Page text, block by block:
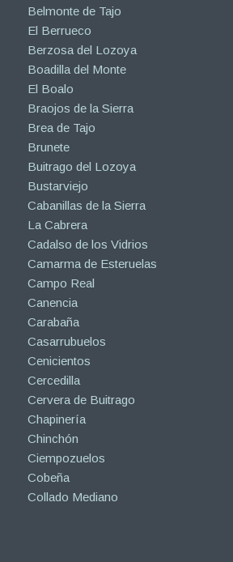
Belmonte de Tajo
El Berrueco
Berzosa del Lozoya
Boadilla del Monte
El Boalo
Braojos de la Sierra
Brea de Tajo
Brunete
Buitrago del Lozoya
Bustarviejo
Cabanillas de la Sierra
La Cabrera
Cadalso de los Vidrios
Camarma de Esteruelas
Campo Real
Canencia
Carabaña
Casarrubuelos
Cenicientos
Cercedilla
Cervera de Buitrago
Chapinería
Chinchón
Ciempozuelos
Cobeña
Collado Mediano